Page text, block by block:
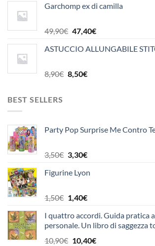
originale
39,90€.
attuale
37,90€.
Garchomp ex di camilla
49,90€ Il
originale
49,90€.
47,40€Il
attuale
ASTUCCIO ALLUNGABILE
8,90€ Il
8,50€Il
BEST SELLERS
Party Pop Surprise Me Contro
3,50€ Il
originale
3,50€.
3,30€Il
attuale
3,30€.
Figurine Lyon
1,50€ Il
originale
era:
1,50€.
1,40€Il
attuale
è:
1,40€.
I quattro accordi. Guida pratica
personale. Un libro di saggezza
10,90€ Il
10,40€Il